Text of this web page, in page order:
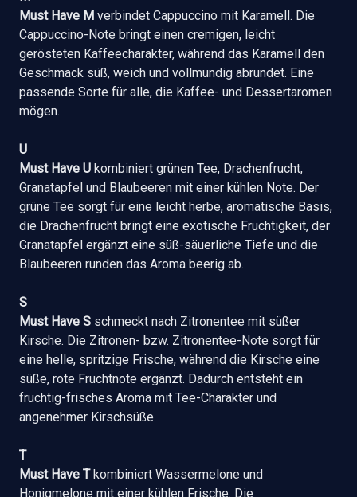
Must Have M verbindet Cappuccino mit Karamell. Die
Cappuccino-Note bringt einen cremigen, leicht
gerösteten Kaffeecharakter, während das Karamell den
Geschmack süß, weich und vollmundig abrundet. Eine
passende Sorte für alle, die Kaffee- und Dessertaromen
mögen.
U
Must Have U kombiniert grünen Tee, Drachenfrucht,
Granatapfel und Blaubeeren mit einer kühlen Note. Der
grüne Tee sorgt für eine leicht herbe, aromatische Basis,
die Drachenfrucht bringt eine exotische Fruchtigkeit, der
Granatapfel ergänzt eine süß-säuerliche Tiefe und die
Blaubeeren runden das Aroma beerig ab.
S
Must Have S schmeckt nach Zitronentee mit süßer
Kirsche. Die Zitronen- bzw. Zitronentee-Note sorgt für
eine helle, spritzige Frische, während die Kirsche eine
süße, rote Fruchtnote ergänzt. Dadurch entsteht ein
fruchtig-frisches Aroma mit Tee-Charakter und
angenehmer Kirschsüße.
T
Must Have Tkombiniert Wassermelone und
Honigmelone mit einer kühlen Frische. Die